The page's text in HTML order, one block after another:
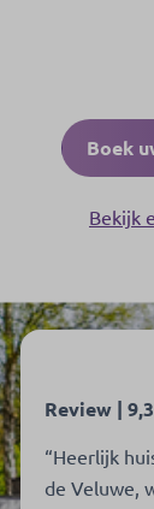
Boek
Bekijk
Review | 9,3
“Heerlijk
de Veluwe,